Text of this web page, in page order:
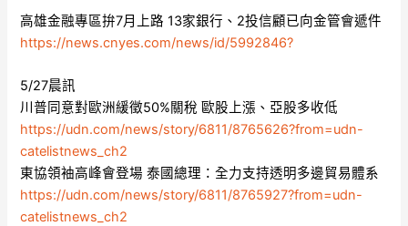
高雄金融專區拚7月上路 13家銀行、2投信顧已向金管會遞件
https://news.cnyes.com/news/id/5992846?
5/27晨訊
川普同意對歐洲緩徵50%關稅 歐股上漲、亞股多收低
https://udn.com/news/story/6811/8765626?from=udn-
catelistnews_ch2
東協領袖高峰會登場 泰國總理：全力支持透明多邊貿易體系
https://udn.com/news/story/6811/8765927?from=udn-
catelistnews_ch2